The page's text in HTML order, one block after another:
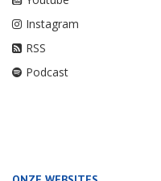
Instagram
RSS
Podcast